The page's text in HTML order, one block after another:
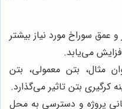
عمق سوراخ مورد نیاز بیشتر
می‌یابد.
مثال، بتن معمولی، بتن
کرگیری بتن تاثیر می‌گذارد.
پروژه و دسترسی به محل